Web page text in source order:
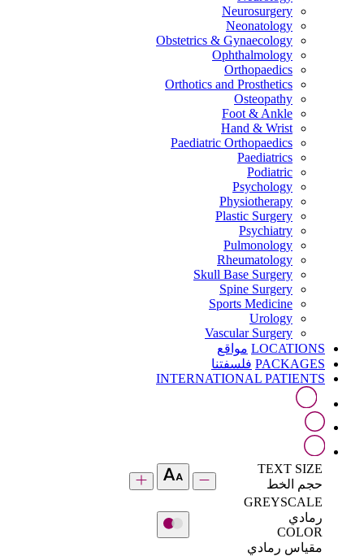
Neurosurgery
Neonatology
Obstetrics & Gynaecology
Ophthalmology
Orthopaedics
Orthotics and Prosthetics
Osteopathy
Foot & Ankle
Hand & Wrist
Paediatric Orthopaedics
Paediatrics
Podiatric
Psychology
Physiotherapy
Plastic Surgery
Psychiatry
Pulmonology
Rheumatology
Skull Base Surgery
Spine Surgery
Sports Medicine
Urology
Vascular Surgery
LOCATIONS مواقع
PACKAGES فلسفتنا
INTERNATIONAL PATIENTS
TEXT SIZE
حجم الخط
GREYSCALE
رمادي
COLOR
مقياس رمادي